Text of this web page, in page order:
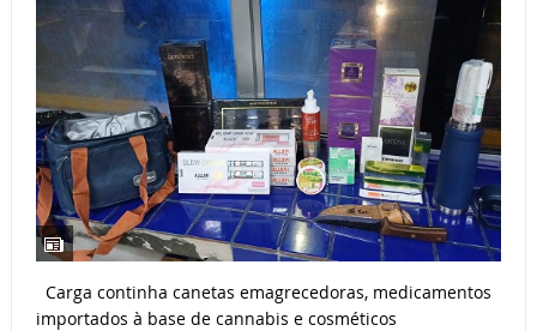
Carga continha canetas emagrecedoras, medicamentos
importados à base de cannabis e cosméticos